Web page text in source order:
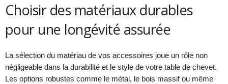
Choisir des matériaux durables
pour une longévité assurée
La sélection du matériau de vos accessoires joue un rôle non
négligeable dans la durabilité et le style de votre table de chevet.
Les options robustes comme le métal, le bois massif ou même